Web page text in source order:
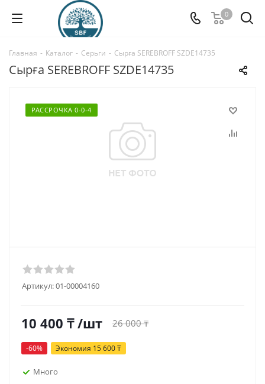
0
Главная - Каталог - Серьги - Сырға SEREBROFF SZDE14735
Сырға SEREBROFF SZDE14735
РАССРОЧКА 0-0-4
Артикул:01-00004160
10 400 ₸ /шт 26 000₸
-60% Экономия 15 600₸
Много